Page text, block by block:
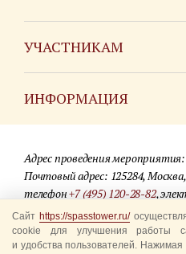
УЧАСТНИКАМ
ИНФОРМАЦИЯ
Для СМИ
Где купить билеты
Акции
Адрес проведения
Почтовый адрес: 125284, Москва,
телефон+7 (495) 120-28-82,
info@spasstower.ru
© 2009-2025 Официальный сайт
Сайт https://spasstower.ru/
cookie для улучшения работы
и удобства пользователей.